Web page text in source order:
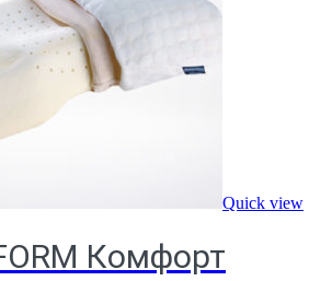
Quick view
Комфорт